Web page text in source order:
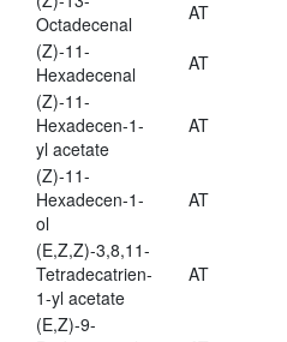
Octadecenal
AT
(Z)-11-
Hexadecenal
AT
(Z)-11-
Hexadecen-1-
yl acetate
AT
(Z)-11-
Hexadecen-1-
ol
AT
(E,Z,Z)-3,8,11-
Tetradecatrien-
1-yl acetate
AT
(E,Z)-9-